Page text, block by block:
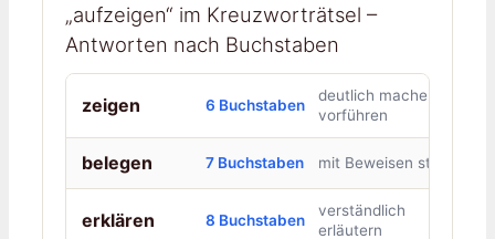
„aufzeigen“ im Kreuzworträtsel –
Antworten nach Buchstaben
zeigen 6 Buchstaben
deutlich machen,
vorführen
belegen 7 Buchstaben mit Beweisen stützen
erklären 8 Buchstaben
verständlich
erläutern